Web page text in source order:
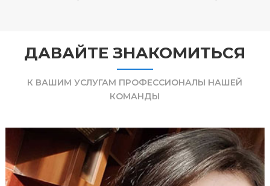
ДАВАЙТЕ ЗНАКОМИТЬСЯ
К ВАШИМ УСЛУГАМ ПРОФЕССИОНАЛЫ НАШЕЙ
КОМАНДЫ